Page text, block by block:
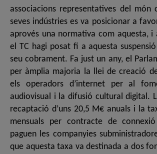
associacions representatives del món
seves indústries es va posicionar a
aprovés una normativa com aquesta, i
el TC hagi posat fi a aquesta
seu cobrament. Fa just un any, el
per àmplia majoria la llei de creació
els operadors d’internet per al
audiovisual i la difusió cultural digital.
recaptació d’uns 20,5 M€ anuals i la
mensuals per contracte de
paguen les companyies
que aquesta taxa va destinada a dos